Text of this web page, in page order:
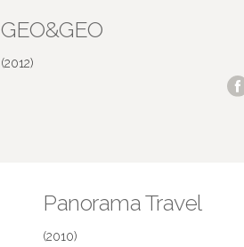
GEO&GEO
(2012)
Panorama Travel
(2010)